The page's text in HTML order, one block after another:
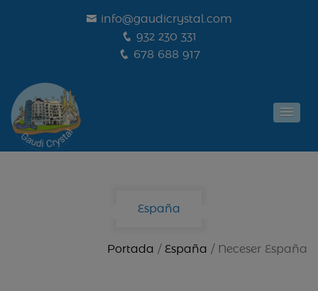
info@gaudicrystal.com
932 230 331
678 688 917
España
Portada / España / Neceser España